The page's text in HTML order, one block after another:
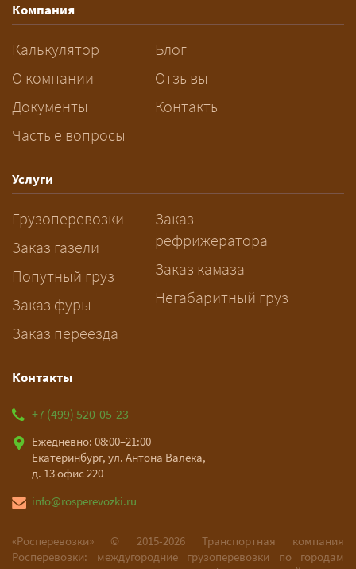
разрешений и машин
сопровождения.
За сколько дней заказывать
перевозку негабарита?
— Заранее: только оформление
рабочих дней. Оставьте заявку
заблаговременно — логист
рассчитает маршрут и запустит
подготовку документов.
Компания
Калькулятор
О компании
Документы
Частые вопросы
Блог
Отзывы
Контакты
Услуги
Грузоперевозки
Заказ газели
Попутный груз
Заказ фуры
Заказ переезда
Заказ
рефрижератора
Заказ камаза
Негабаритный груз
Контакты
+7 (499) 520-05-23
Ежедневно: 08:00–21:00
Екатеринбург, ул. Антона Валека,
д. 13 офис 220
info@rosperevozki.ru
«Росперевозки» © 2015-2026
Транспортная компания
Росперевозки: междугородние грузоперевозки по городам